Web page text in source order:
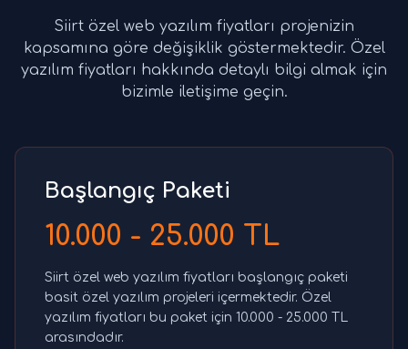
Siirt özel web yazılım fiyatları projenizin
kapsamına göre değişiklik göstermektedir. Özel
yazılım fiyatları hakkında detaylı bilgi almak için
bizimle iletişime geçin.
Başlangıç Paketi
10.000 - 25.000 TL
Siirt özel web yazılım fiyatları başlangıç paketi
basit özel yazılım projeleri içermektedir. Özel
yazılım fiyatları bu paket için 10.000 - 25.000 TL
arasındadır.